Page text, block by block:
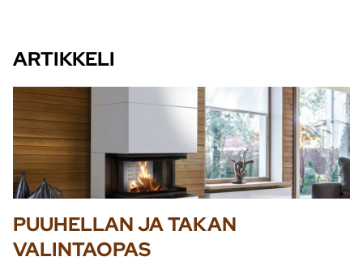
ARTIKKELI
PUUHELLAN JA TAKAN
VALINTAOPAS